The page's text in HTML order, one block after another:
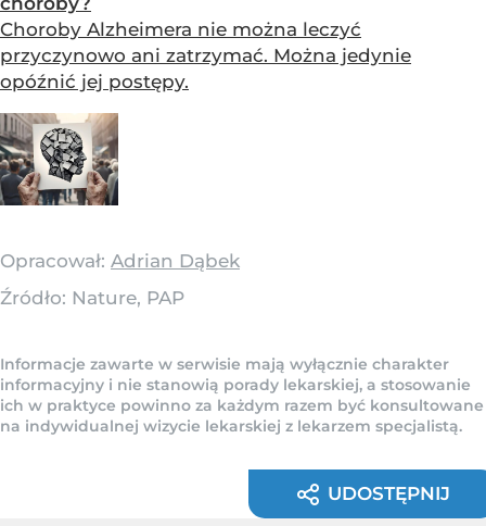
Choroby Alzheimera nie można leczyć
przyczynowo ani zatrzymać. Można jedynie
opóźnić jej postępy.
Opracował: Adrian Dąbek
Źródło: Nature, PAP
Informacje zawarte w serwisie mają wyłącznie charakter
informacyjny i nie stanowią porady lekarskiej, a stosowanie
ich w praktyce powinno za każdym razem być konsultowane
na indywidualnej wizycie lekarskiej z lekarzem specjalistą.
UDOSTĘPNIJ